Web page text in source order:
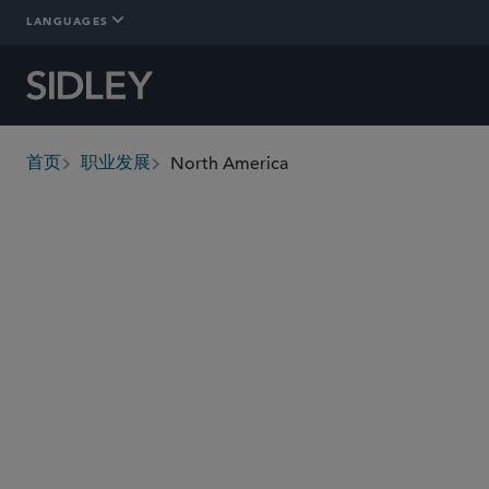
LANGUAGES
breadcrumbs
首页 职业发展 North America